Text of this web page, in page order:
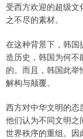
受西方欢迎的超级
之不尽的素材。
在这种背景下，韩国
造历史，韩国为何
的。而且，韩国此
解构与颠覆。
西方对中华文明的态
他们认为不同文明
世界秩序的重组。